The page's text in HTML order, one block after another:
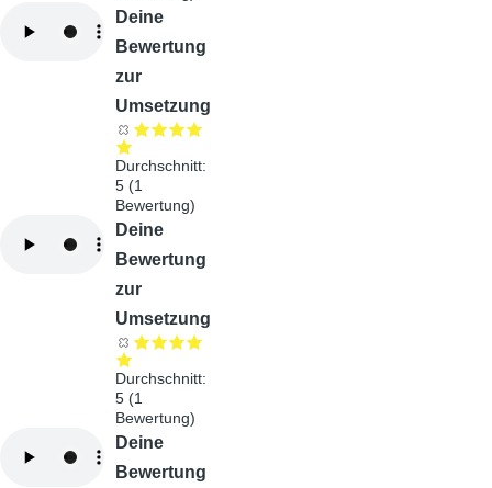
Deine
Bewertung
zur
Umsetzung
Durchschnitt:
5 (1
Bewertung)
Deine
Bewertung
zur
Umsetzung
Durchschnitt:
5 (1
Bewertung)
Deine
Bewertung